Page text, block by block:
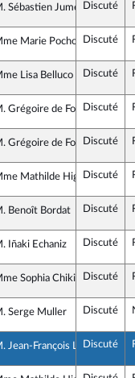
l'amendement
démocrate et
Sébastien Jumel Discuté
l'amendement
- NUPES
Marie Pochon Discuté
l'amendement
- NUPES
Lisa Belluco Discuté
l'amendement
National
Grégoire de FournasDiscuté
l'amendement
National
Grégoire de FournasDiscuté
l'amendement
insoumise - Nouvelle
Mathilde HignetDiscuté
l'amendement
Benoît Bordat Discuté
l'amendement
et apparentés
Iñaki Echaniz Discuté
l'amendement
insoumise - Nouvelle
Sophia ChikirouDiscuté
l'amendement
National
Serge Muller Discuté
l'amendement
Jean-François Lovisolo
Discuté